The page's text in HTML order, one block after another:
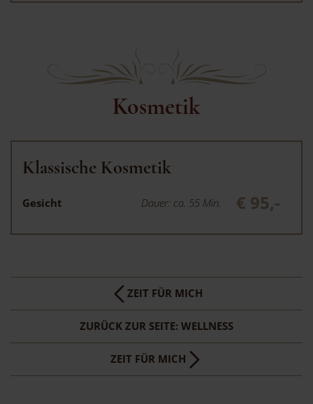
Kosmetik
Klassische Kosmetik
Gesicht Dauer: ca. 55 Min. € 95,-
ZEIT FÜR MICH
ZURÜCK ZUR SEITE: WELLNESS
ZEIT FÜR MICH